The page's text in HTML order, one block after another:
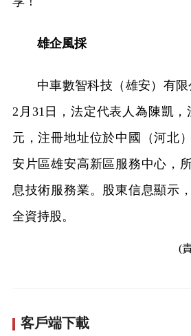
雄企風採
中車數智科技（雄安）有限
2月31日，法定代表人為陳凱，
元，注冊地址位於中國（河北
安片區雄安高新區服務中心，
息技術服務業。股東信息顯示
全資持股。
(
客戶端下載